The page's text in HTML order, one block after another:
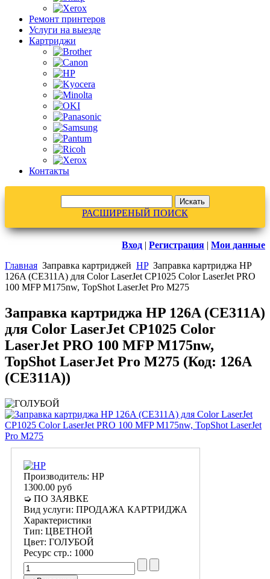
Ремонт принтеров
Услуги на выезде
Картриджи
Контакты
РАСШИРЕНЫЙ ПОИСК
Вход | Регистрация | Мои данные
Главная Заправка картриджей HP Заправка картриджа HP
126A (CE311A) для Color LaserJet CP1025 Color LaserJet PRO
100 MFP M175nw, TopShot LaserJet Pro M275
Заправка картриджа HP 126A (CE311A)
для Color LaserJet CP1025 Color
LaserJet PRO 100 MFP M175nw,
TopShot LaserJet Pro M275 (Код: 126A
(CE311A))
Производитель: HP
1300.00 руб
➭ ПО ЗАЯВКЕ
Вид услуги: ПРОДАЖА КАРТРИДЖА
Характеристики
Тип: ЦВЕТНОЙ
Цвет: ГОЛУБОЙ
Ресурс стр.: 1000